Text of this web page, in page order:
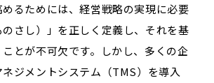
るためには、経営戦略の実現に必要
さし）」を正しく定義し、それを基
とが不可欠です。しかし、多くの企
ジメントシステム（TMS）を導入